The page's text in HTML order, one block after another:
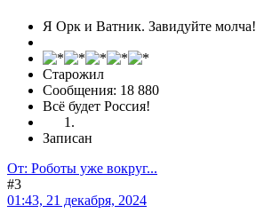
Я Орк и Ватник. Завидуйте молча!
Старожил
Сообщения: 18 880
Всё будет Россия!
Записан
От: Роботы уже вокруг...
#3
01:43, 21 декабря, 2024